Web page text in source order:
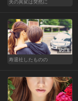
夫の異変は突然に
Vol.8
寿退社したものの